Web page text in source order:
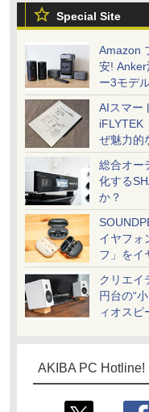
Special Site
Amazon
安! Anker
ー3モデ
AIスマー
iFLYTEK
ぜ魅力的
総合オー
化する
か？
イヤフォ
フ」をイ
クリエイ
円台の“
ィオスピ
AKIBA PC Hotline!